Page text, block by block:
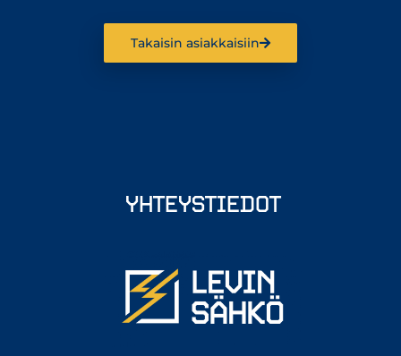
Takaisin asiakkaisiin
YHTEYSTIEDOT